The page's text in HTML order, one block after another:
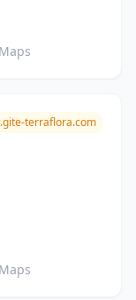
terraflora.com